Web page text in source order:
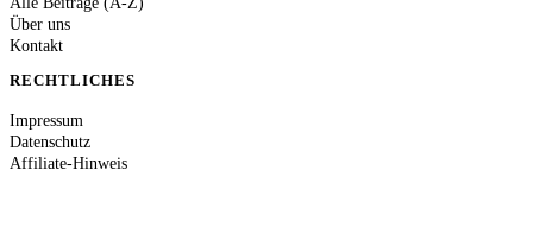
Über uns
Kontakt
RECHTLICHES
Impressum
Datenschutz
Affiliate-Hinweis